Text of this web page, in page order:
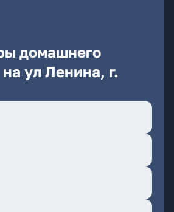
домашнего
ул Ленина, г.